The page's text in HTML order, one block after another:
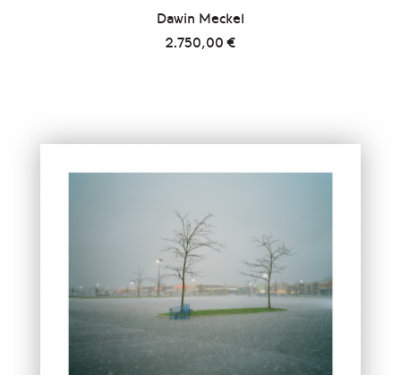
Dawin Meckel
2.750,00€